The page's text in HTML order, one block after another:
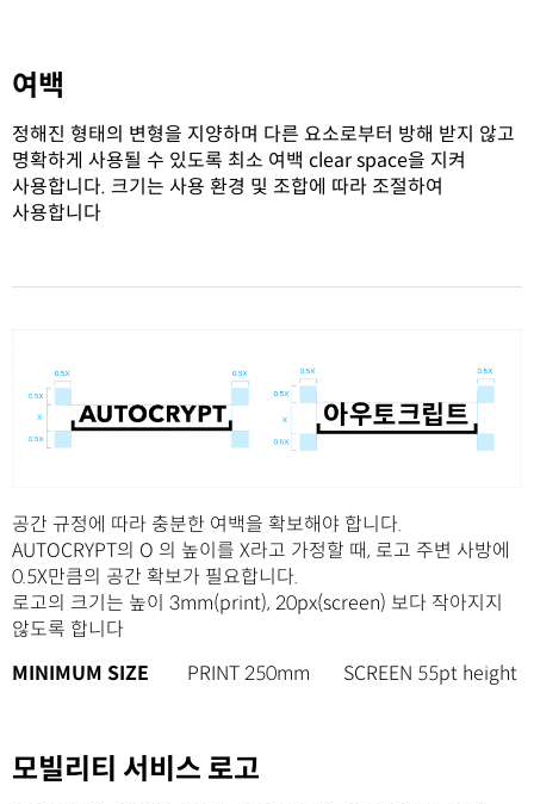
여백
정해진 형태의 변형을 지양하며 다른 요소로부터 방해 받지 않고
명확하게 사용될 수 있도록 최소 여백 clear space을 지켜
사용합니다. 크기는 사용 환경 및 조합에 따라 조절하여
사용합니다
공간 규정에 따라 충분한 여백을 확보해야 합니다.
AUTOCRYPT의 O 의 높이를 X라고 가정할 때, 로고 주변 사방에
0.5X만큼의 공간 확보가 필요합니다.
로고의 크기는 높이 3mm(print), 20px(screen) 보다 작아지지
않도록 합니다
MINIMUM SIZE PRINT 250mm SCREEN 55pt height
모빌리티 서비스 로고